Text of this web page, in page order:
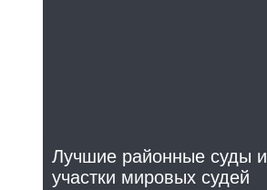
Лучшие районные суды и
участки мировых судей